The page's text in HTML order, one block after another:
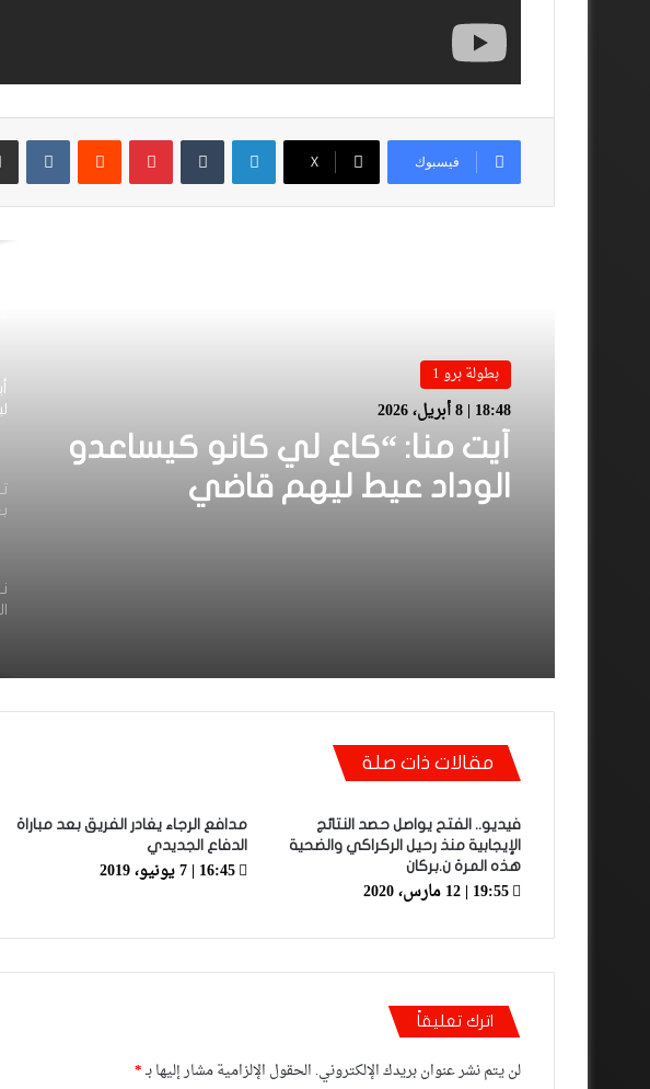
فيسبوك ‫X
لينكدإن بينتيريست
بطولة برو 1
18:48 | 8 أبريل، 2026
أيت منا: “كاع لي كانو كيساعدو
الوداد عيط ليهم قاضي
مقالات ذات صلة
فيديو.. الفتح يواصل حصد النتائج
الإيجابية منذ رحيل الركراكي والضحية
هذه المرة ن.بركان
19:55 | 12 مارس، 2020
مدافع الرجاء يغادر الفريق بعد مباراة
الدفاع الجديدي
16:45 | 7 يونيو، 2019
اترك تعليقاً
لن يتم نشر عنوان بريدك الإلكتروني. الحقول الإلزامية مشار إليها بـ*